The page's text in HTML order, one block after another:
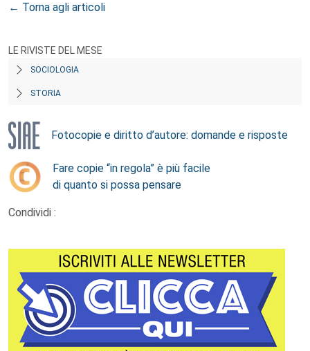
← Torna agli articoli
LE RIVISTE DEL MESE
SOCIOLOGIA
STORIA
Fotocopie e diritto d’autore: domande e risposte
Fare copie “in regola” è più facile
di quanto si possa pensare
Condividi :